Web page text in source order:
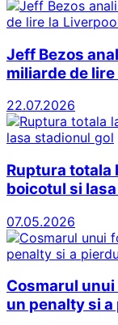
Jeff Bezos
miliarde de
22.07.2026
Ruptura totala
boicotul si
07.05.2026
Cosmarul
un penalty si